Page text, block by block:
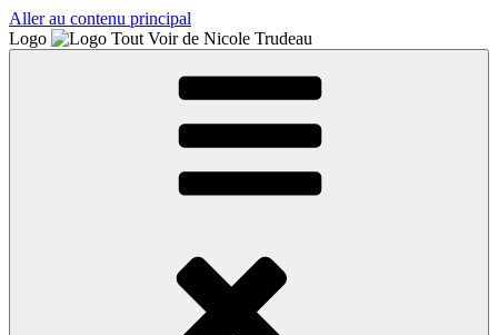
Aller au contenu principal
Logo